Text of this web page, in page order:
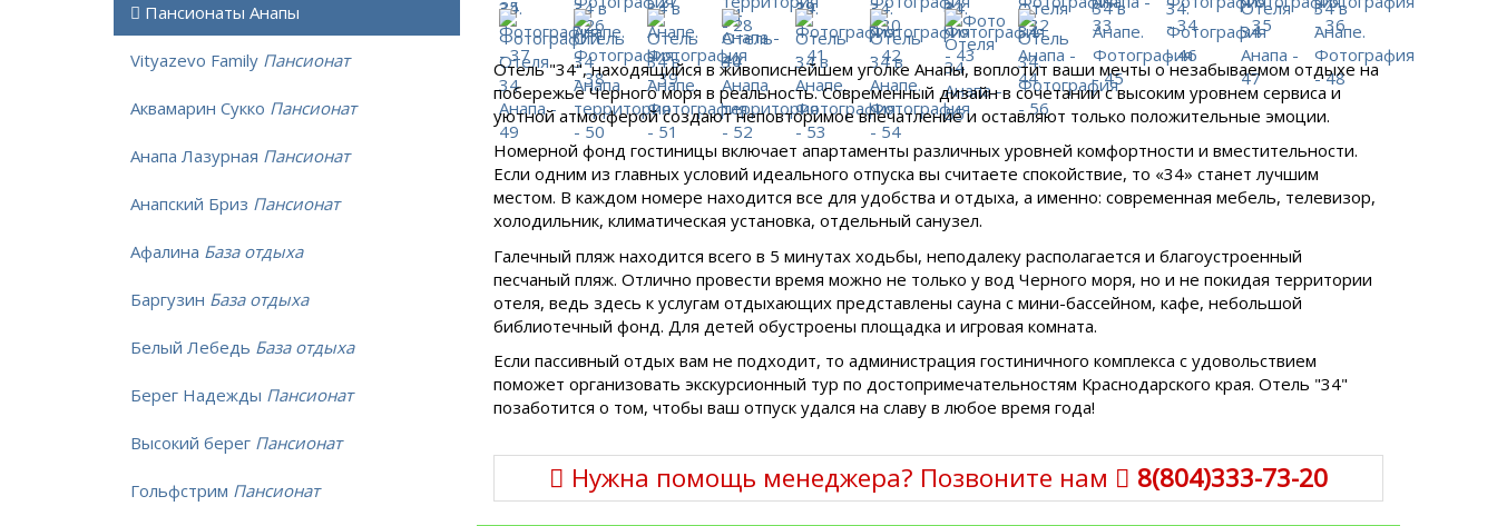
Отель "34", находящийся в живописнейшем уголке Анапы, воплотит ваши мечты о незабываемом отдыхе на
побережье Черного моря в реальность. Современный дизайн в сочетании с высоким уровнем сервиса и
уютной атмосферой создают неповторимое впечатление и оставляют только положительные эмоции.
Номерной фонд гостиницы включает апартаменты различных уровней комфортности и вместительности.
Если одним из главных условий идеального отпуска вы считаете спокойствие, то «34» станет лучшим
местом. В каждом номере находится все для удобства и отдыха, а именно: современная мебель, телевизор,
холодильник, климатическая установка, отдельный санузел.
Галечный пляж находится всего в 5 минутах ходьбы, неподалеку располагается и благоустроенный
песчаный пляж. Отлично провести время можно не только у вод Черного моря, но и не покидая территории
отеля, ведь здесь к услугам отдыхающих представлены сауна с мини-бассейном, кафе, небольшой
библиотечный фонд. Для детей обустроены площадка и игровая комната.
Если пассивный отдых вам не подходит, то администрация гостиничного комплекса с удовольствием
поможет организовать экскурсионный тур по достопримечательностям Краснодарского края. Отель "34"
позаботится о том, чтобы ваш отпуск удался на славу в любое время года!
Нужна помощь менеджера? Позвоните нам 8(804)333-73-20
Пансионаты Анапы
Vityazevo Family Пансионат
Аквамарин Сукко Пансионат
Анапа Лазурная Пансионат
Анапский Бриз Пансионат
Афалина База отдыха
Баргузин База отдыха
Белый Лебедь База отдыха
Берег Надежды Пансионат
Высокий берег Пансионат
Гольфстрим Пансионат